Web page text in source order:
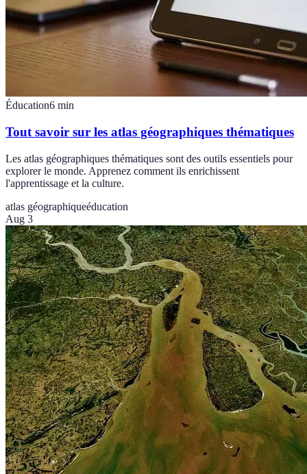
Éducation6 min
Tout savoir sur les atlas géographiques thématiques
Les atlas géographiques thématiques sont des outils essentiels pour
explorer le monde. Apprenez comment ils enrichissent
l'apprentissage et la culture.
atlas géographiqueéducation
Aug 3